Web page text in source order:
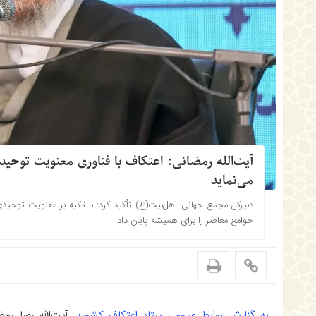
آیت‌الله رمضانی: اعتکاف با فناوری معنویت
می‌نماید
دبیرکل مجمع جهانی اهل‌بیت(ع) تأکید کرد: با تکیه بر معنویت
جوامع معاصر را برای همیشه پایان داد.